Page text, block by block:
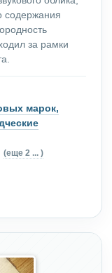
содержания
за рамки
марок,
(еще 2 ... )